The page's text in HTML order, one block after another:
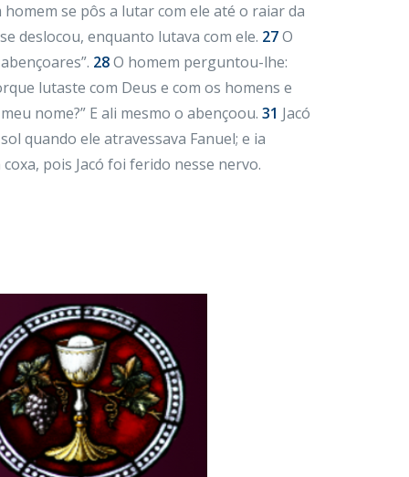
homem se pôs a lutar com ele até o raiar da
deslocou, enquanto lutava com ele. 27O
28O homem perguntou-lhe:
lutaste com Deus e com os homens e
nome?” E ali mesmo o abençoou. 31 Jacó
quando ele atravessava Fanuel; e ia
pois Jacó foi ferido nesse nervo.